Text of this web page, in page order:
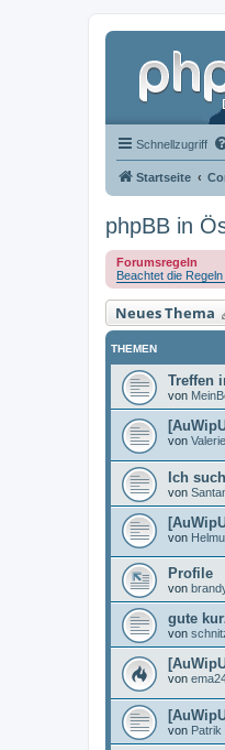
Schnellzugriff
Startseite
phpBB in
Forumsregeln
Beachtet die
Neues Thema
THEMEN
Treffen
von
von
Ich
von
von
Profile
von
gute
von
von
von Patrik